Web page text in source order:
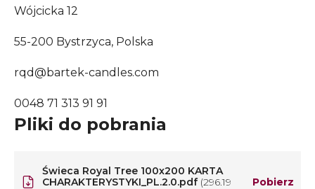
Wójcicka 12
55-200 Bystrzyca, Polska
rqd@bartek-candles.com
0048 71 313 91 91
Pliki do pobrania
Świeca Royal Tree 100x200 KARTA
CHARAKTERYSTYKI_PL.2.0.pdf (296.19
Pobierz